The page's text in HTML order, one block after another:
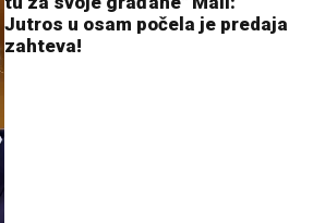
Jutros u osam počela je predaja
zahteva!